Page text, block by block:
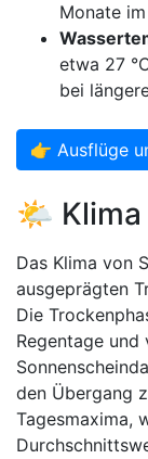
Monate
etwa 27
bei
👉 Ausflüge
🌤️ Klima
Das Klima von
ausgeprägten
Die
Regentage und
den Übergang
Tagesmaxima,